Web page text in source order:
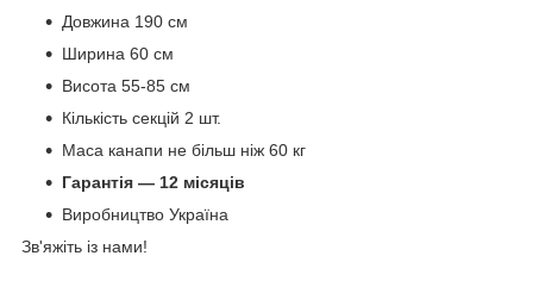
Довжина 190 см
Ширина 60 см
Висота 55-85 см
Кількість секцій 2 шт.
Маса канапи не більш ніж 60 кг
Гарантія — 12 місяців
Виробництво Україна
Зв'яжіть із нами!